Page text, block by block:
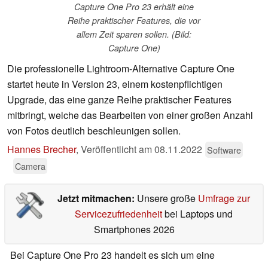
Capture One Pro 23 erhält eine
Reihe praktischer Features, die vor
allem Zeit sparen sollen. (Bild:
Capture One)
Die professionelle Lightroom-Alternative Capture One
startet heute in Version 23, einem kostenpflichtigen
Upgrade, das eine ganze Reihe praktischer Features
mitbringt, welche das Bearbeiten von einer großen Anzahl
von Fotos deutlich beschleunigen sollen.
Hannes Brecher, Veröffentlicht am08.11.2022 Software
Camera
Jetzt mitmachen: Unsere große Umfrage zur
Servicezufriedenheitbei Laptops und
Smartphones 2026
Bei Capture One Pro 23 handelt es sich um eine